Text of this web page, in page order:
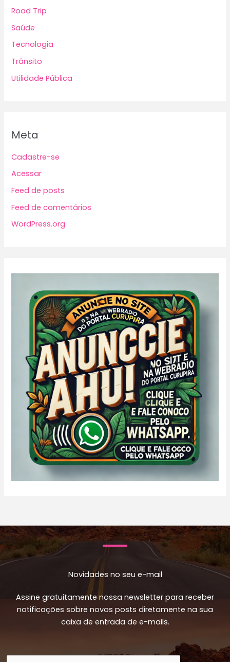
Road Trip
Saúde
Tecnologia
Trânsito
Utilidade Pública
Meta
Cadastre-se
Acessar
Feed de posts
Feed de comentários
WordPress.org
Novidades no seu e-mail
Assine gratuitamente nossa newsletter para receber
notificações sobre novos posts diretamente na sua
caixa de entrada de e-mails.